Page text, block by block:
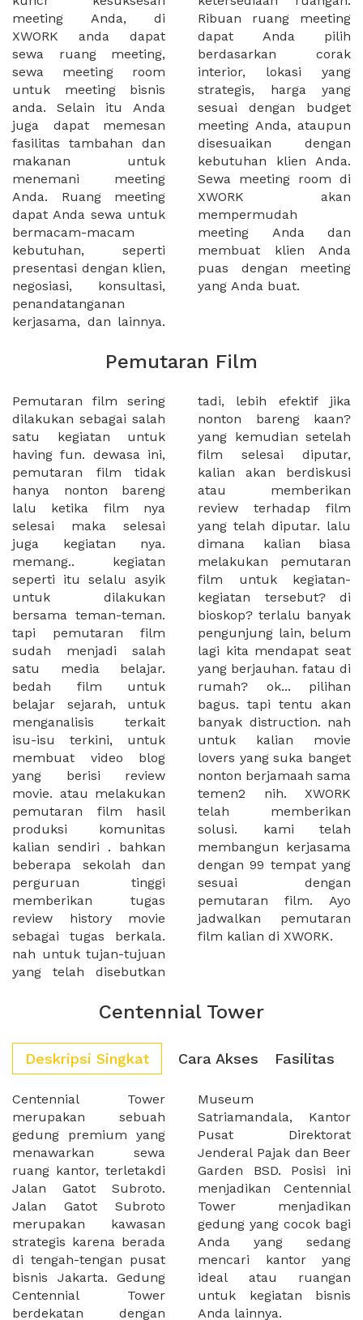
meeting Anda, di
XWORK anda dapat
sewa ruang meeting,
sewa meeting room
untuk meeting bisnis
anda. Selain itu Anda
juga dapat memesan
fasilitas tambahan dan
makanan untuk
menemani meeting
Anda. Ruang meeting
dapat Anda sewa untuk
bermacam-macam
kebutuhan, seperti
presentasi dengan klien,
negosiasi, konsultasi,
penandatanganan
kerjasama, dan lainnya.
Ribuan ruang meeting
dapat Anda pilih
berdasarkan corak
interior, lokasi yang
strategis, harga yang
sesuai dengan budget
meeting Anda, ataupun
disesuaikan dengan
kebutuhan klien Anda.
Sewa meeting room di
XWORK akan
mempermudah
meeting Anda dan
membuat klien Anda
puas dengan meeting
yang Anda buat.
Pemutaran Film
Pemutaran film sering
dilakukan sebagai salah
satu kegiatan untuk
having fun. dewasa ini,
pemutaran film tidak
hanya nonton bareng
lalu ketika film nya
selesai maka selesai
juga kegiatan nya.
memang.. kegiatan
seperti itu selalu asyik
untuk dilakukan
bersama teman-teman.
tapi pemutaran film
sudah menjadi salah
satu media belajar.
bedah film untuk
belajar sejarah, untuk
menganalisis terkait
isu-isu terkini, untuk
membuat video blog
yang berisi review
movie. atau melakukan
pemutaran film hasil
produksi komunitas
kalian sendiri . bahkan
beberapa sekolah dan
perguruan tinggi
memberikan tugas
review history movie
sebagai tugas berkala.
nah untuk tujan-tujuan
yang telah disebutkan
tadi, lebih efektif jika
nonton bareng kaan?
yang kemudian setelah
film selesai diputar,
kalian akan berdiskusi
atau memberikan
review terhadap film
yang telah diputar. lalu
dimana kalian biasa
melakukan pemutaran
film untuk kegiatan-
kegiatan tersebut? di
bioskop? terlalu banyak
pengunjung lain, belum
lagi kita mendapat seat
yang berjauhan. fatau di
rumah? ok... pilihan
bagus. tapi tentu akan
banyak distruction. nah
untuk kalian movie
lovers yang suka banget
nonton berjamaah sama
temen2 nih. XWORK
telah memberikan
solusi. kami telah
membangun kerjasama
dengan 99 tempat yang
sesuai dengan
pemutaran film. Ayo
jadwalkan pemutaran
film kalian di XWORK.
Centennial Tower
Deskripsi Singkat Cara Akses Fasilitas
Centennial Tower
merupakan sebuah
gedung premium yang
menawarkan sewa
ruang kantor, terletakdi
Jalan Gatot Subroto.
Jalan Gatot Subroto
merupakan kawasan
strategis karena berada
di tengah-tengan pusat
bisnis Jakarta. Gedung
Centennial Tower
berdekatan dengan
Museum
Satriamandala, Kantor
Pusat Direktorat
Jenderal Pajak dan Beer
Garden BSD. Posisi ini
menjadikan Centennial
Tower menjadikan
gedung yang cocok bagi
Anda yang sedang
mencari kantor yang
ideal atau ruangan
untuk kegiatan bisnis
Anda lainnya.